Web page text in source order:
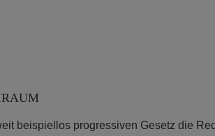
beispiellos progressiven Gesetz die